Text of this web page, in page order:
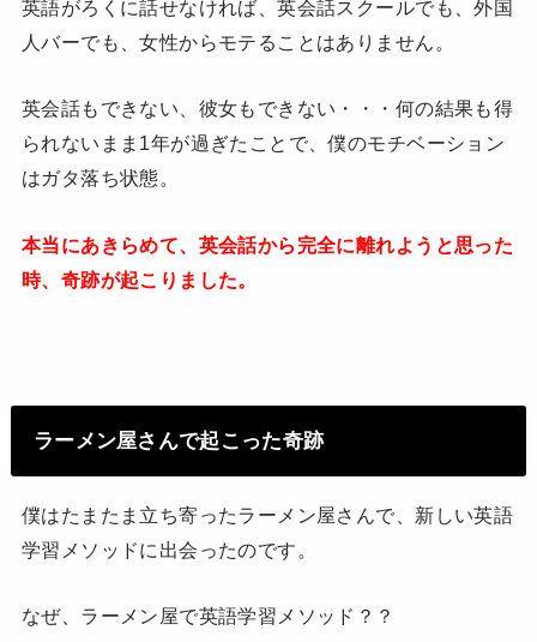
英語がろくに話せなければ、英会話スクールでも、外国
人バーでも、女性からモテることはありません。
英会話もできない、彼女もできない・・・何の結果も得
られないまま1年が過ぎたことで、僕のモチベーション
はガタ落ち状態。
本当にあきらめて、英会話から完全に離れようと思った
時、奇跡が起こりました。
ラーメン屋さんで起こった奇跡
僕はたまたま立ち寄ったラーメン屋さんで、新しい英語
学習メソッドに出会ったのです。
なぜ、ラーメン屋で英語学習メソッド？？